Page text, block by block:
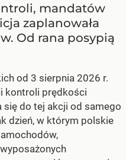
mandatów
zaplanowała
Od rana posypią
od 3 sierpnia 2026 r.
kontroli prędkości
się do tej akcji od samego
dzień, w którym polskie